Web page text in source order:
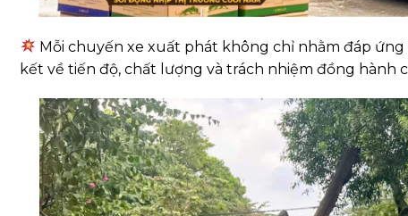
Mỗi chuyến xe xuất phát không chỉ nhằm đáp
kết về tiến độ, chất lượng và trách nhiệm đồng